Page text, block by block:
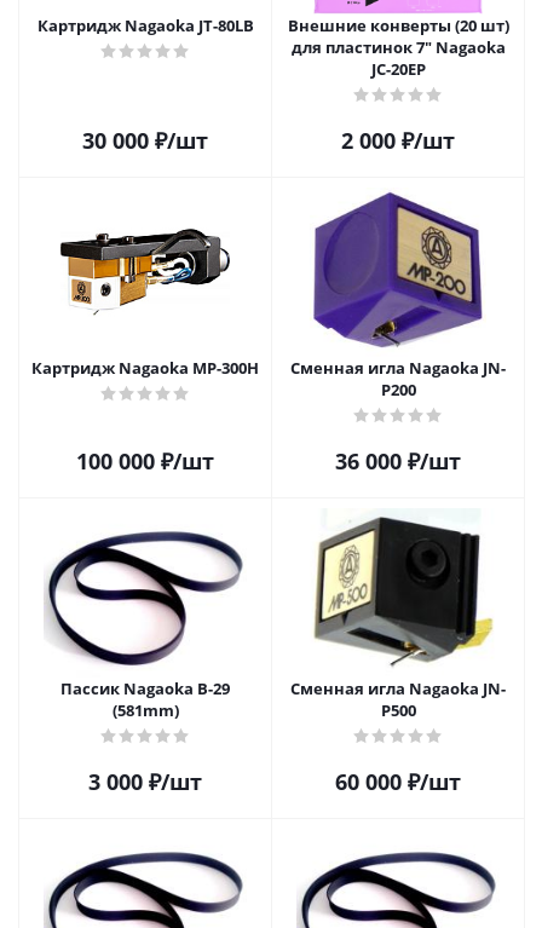
Картридж Nagaoka JT-80LB
30 000 ₽/шт
Внешние конверты (20 шт)
для пластинок 7" Nagaoka
JC-20EP
2 000 ₽/шт
Картридж Nagaoka MP-300H
100 000 ₽/шт
Сменная игла Nagaoka JN-
P200
36 000 ₽/шт
Пассик Nagaoka B-29
(581mm)
3 000 ₽/шт
Сменная игла Nagaoka JN-
P500
60 000 ₽/шт